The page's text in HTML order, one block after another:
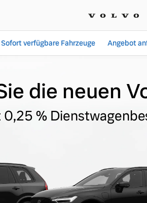
Sofort verfügbare Fahrzeuge Angebot
die neuen
%